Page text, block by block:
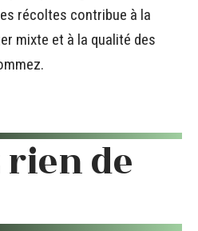
récoltes contribue à la
mixte et à la qualité des
rien de